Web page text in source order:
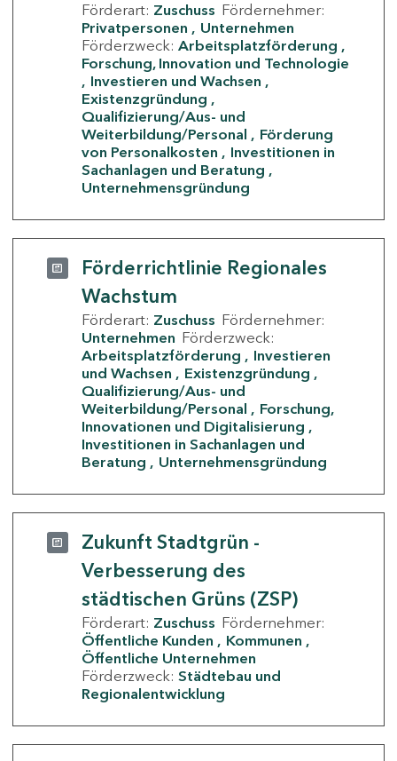
Förderart: Zuschuss Fördernehmer:
Privatpersonen
Unternehmen
Förderzweck: Arbeitsplatzförderung
Forschung, Innovation und Technologie
Investieren und Wachsen
Existenzgründung
Qualifizierung/Aus- und
Weiterbildung/Personal
Förderung
von Personalkosten
Investitionen in
Sachanlagen und Beratung
Unternehmensgründung
Förderrichtlinie Regionales
Wachstum
Förderart: Zuschuss Fördernehmer:
Unternehmen Förderzweck:
Arbeitsplatzförderung
Investieren
und Wachsen
Existenzgründung
Qualifizierung/Aus- und
Weiterbildung/Personal
Forschung,
Innovationen und Digitalisierung
Investitionen in Sachanlagen und
Beratung
Unternehmensgründung
Zukunft Stadtgrün -
Verbesserung des
städtischen Grüns (ZSP)
Förderart: Zuschuss Fördernehmer:
Öffentliche Kunden
Kommunen
Öffentliche Unternehmen
Förderzweck: Städtebau und
Regionalentwicklung